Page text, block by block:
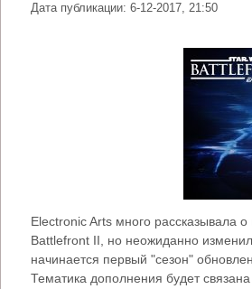
Дата публикации: 6-12-2017, 21:50
Electronic Arts много рассказывала
Battlefront II, но неожиданно
начинается первый "сезон"
Тематика дополнения будет